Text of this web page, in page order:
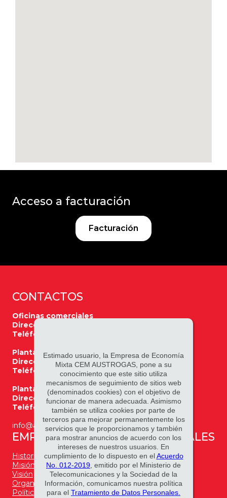
Acceso a facturación
Facturación
CONTACTOS
Oficinas comerciales
Dirección:
Teléfonos:
Planta Cuenca
Dirección:
Panamericana Norte Km 13.3
Teléfonos:
07 2490010 / 011 / 012
Planta Ventanas
Dirección:Vía a Aguas Frías KM. 1.2
Teléfonos:05 3057985
info@austrogas.com.ec
EMPRESA
Historia
Misión
Visión
Organigrama
Política de gestión
REDES SOCIALES
Estimado usuario, la Empresa de Economía
Mixta CEM AUSTROGAS, pone a su
conocimiento que este sitio utiliza
mecanismos de seguimiento de sitios web
(denominados cookies) con el objetivo de
funcionar de manera adecuada. Asimismo
también se utiliza cookies por parte de
terceros para mejorar permanentemente los
servicios que le proporcionamos y también
para mostrar anuncios de acuerdo con los
intereses de nuestros usuarios. En
cumplimiento de lo dispuesto en elAcuerdo
No. 012-2019, emitido por el Ministerio de
Telecomunicaciones y la Sociedad de la
Información, comunicamos nuestra política
para el Tratamiento de Datos Personales.